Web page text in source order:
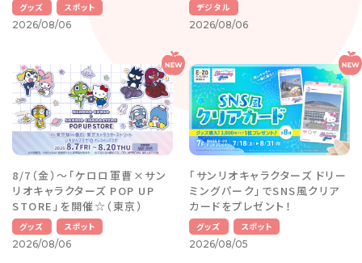
グッズ
スポット
2026/08/06
デジタル
2026/08/06
8/7（金）～「ケロロ軍曹×サン
リオキャラクターズ POP UP
STORE」を開催☆（東京）
グッズ
スポット
2026/08/06
「サンリオキャラクターズ ドリー
ミングパーク」でSNS風クリア
カードをプレゼント！
グッズ
スポット
2026/08/05